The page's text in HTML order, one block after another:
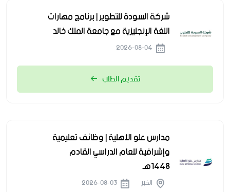
شركة السودة للتطوير | برنامج مهارات
اللغة الإنجليزية مع جامعة الملك خالد
تقديم الطلب
مدارس علو الأهلية | وظائف تعليمية
وإشرافية للعام الدراسي القادم
1448هـ
الخبر